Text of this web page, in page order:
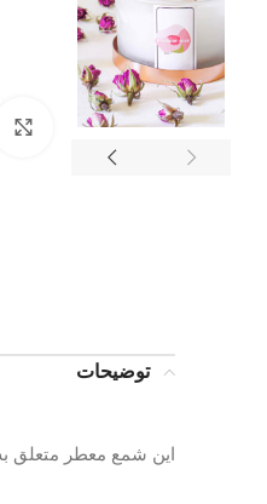
توضیحات
این شمع معطر متعلق